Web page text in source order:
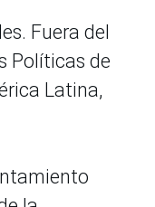
Fuera del
Políticas de
Latina,